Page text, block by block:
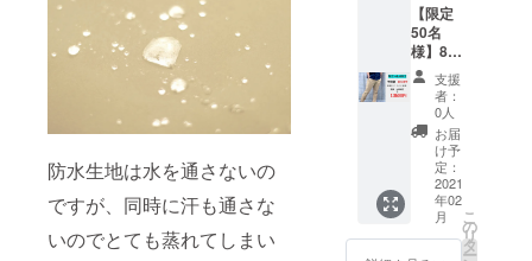
防水生地は水を通さないの
ですが、同時に汗も通さな
いのでとても蒸れてしまい
【限定
50名
様】8K
撥水パ
ンツ
15％OF
F ・8K
撥水パ
ンツ
カーキ
・取扱
説明書
支援
者：
0人
お届
け予
定：
2021
年02
月
こ
の
リ
タ
ー